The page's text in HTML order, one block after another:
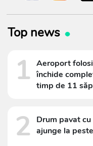
Top news
1 Aeroport
închide
timp de 11
2
Drum pavat
ajunge la